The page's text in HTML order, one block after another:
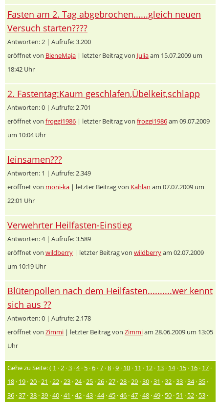
Fasten am 2. Tag abgebrochen......gleich neuen
Versuch starten????
Antworten: 2 | Aufrufe: 3.200
eröffnet von BieneMaja | letzter Beitrag von Juliaam 15.07.2009 um
18:42 Uhr
2. Fastentag:Kaum geschlafen,Übelkeit,schlapp
Antworten: 0 | Aufrufe: 2.701
eröffnet von froggi1986 | letzter Beitrag von froggi1986am 09.07.2009
um 10:04 Uhr
leinsamen???
Antworten: 1 | Aufrufe: 2.349
eröffnet von moni-ka | letzter Beitrag von Kahlan am 07.07.2009 um
22:01 Uhr
Verwehrter Heilfasten-Einstieg
Antworten: 4 | Aufrufe: 3.589
eröffnet von wildberry | letzter Beitrag von wildberryam 02.07.2009
um 10:19 Uhr
Blütenpollen nach dem Heilfasten..........wer kennt
sich aus ??
Antworten: 0 | Aufrufe: 2.178
eröffnet von Zimmi | letzter Beitrag von Zimmiam 28.06.2009 um 13:05
Uhr
Gehe zu Seite: ( 1 ·2 ·3 ·4· 5 ·6 ·7 ·8 ·9 · 10 · 11 · 12 · 13 · 14· 15 · 16 · 17 ·
18 · 19 ·20 ·21 ·22 ·23 ·24·25 ·26 ·27 ·28 ·29 ·30 ·31 ·32 ·33 ·34·35 ·
36 ·37 ·38 ·39 ·40 ·41 ·42 ·43 ·44·45 ·46 ·47 ·48 ·49 · 50 · 51 · 52 · 53 ·